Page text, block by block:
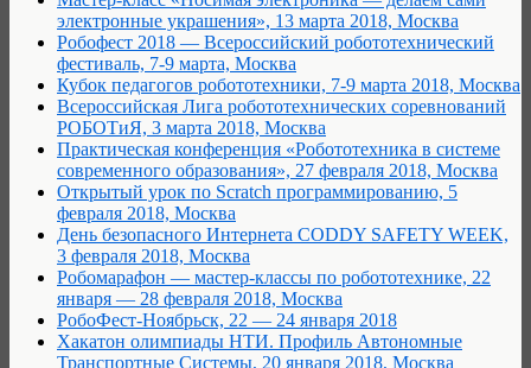
электронные украшения», 13 марта 2018, Москва
Робофест 2018 — Всероссийский робототехнический
фестиваль, 7-9 марта, Москва
Кубок педагогов робототехники, 7-9 марта 2018, Москва
Всероссийская Лига робототехнических соревнований
РОБОТиЯ, 3 марта 2018, Москва
Практическая конференция «Робототехника в системе
современного образования», 27 февраля 2018, Москва
Открытый урок по Scratch программированию, 5
февраля 2018, Москва
День безопасного Интернета CODDY SAFETY WEEK,
3 февраля 2018, Москва
Робомарафон — мастер-классы по робототехнике, 22
января — 28 февраля 2018, Москва
РобоФест-Ноябрьск, 22 — 24 января 2018
Хакатон олимпиады НТИ. Профиль Автономные
Транспортные Системы, 20 января 2018, Москва